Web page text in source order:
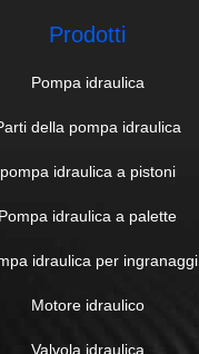
Prodotti
Pompa idraulica
della pompa idraulica
pompa idraulica a pistoni
Pompa idraulica a palette
idraulica per ingranaggi
Motore idraulico
Valvola idraulica